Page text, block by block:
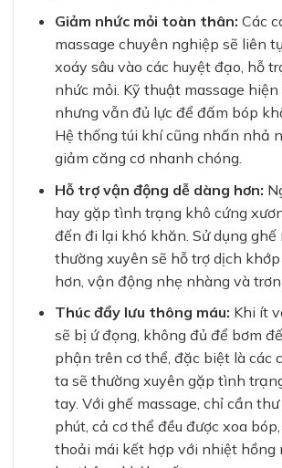
Giảm nhức mỏi toàn thân: Các
massage chuyên nghiệp sẽ liên
xoáy sâu vào các huyệt đạo, hỗ
nhức mỏi. Kỹ thuật massage hiện
nhưng vẫn đủ lực để đấm bóp
Hệ thống túi khí cũng nhấn nhả
giảm căng cơ nhanh chóng.
Hỗ trợ vận động dễ dàng hơn:
hay gặp tình trạng khô cứng
đến đi lại khó khăn. Sử dụng ghế
thường xuyên sẽ hỗ trợ dịch
hơn, vận động nhẹ nhàng và trơn
Thúc đẩy lưu thông máu: Khi ít
sẽ bị ứ đọng, không đủ để bơm
phận trên cơ thể, đặc biệt là các
ta sẽ thường xuyên gặp tình
tay. Với ghế massage, chỉ cần
phút, cả cơ thể đều được xoa
thoải mái kết hợp với nhiệt hồng